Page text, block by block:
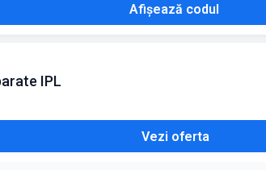
Afișează codul
IPL
Vezi oferta